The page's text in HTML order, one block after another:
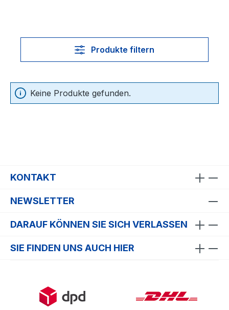
Produkte filtern
Keine Produkte gefunden.
KONTAKT
NEWSLETTER
DARAUF KÖNNEN SIE SICH VERLASSEN
SIE FINDEN UNS AUCH HIER